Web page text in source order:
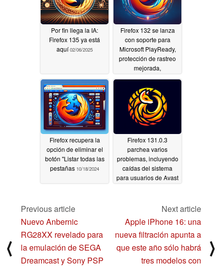
Por fin llega la IA:
Firefox 135 ya está
aquí02/06/2025
Firefox 132 se lanza
con soporte para
Microsoft PlayReady,
protección de rastreo
mejorada,
correcciones de
seguridad y mucho
más10/31/2024
Firefox recupera la
opción de eliminar el
botón "Listar todas las
pestañas 10/18/2024
Firefox 131.0.3
parchea varios
problemas, incluyendo
caídas del sistema
para usuarios de Avast
⟨
Previous article
Nuevo Anbernic
RG28XX revelado para
la emulación de SEGA
Dreamcast y Sony PSP
Next article
Apple iPhone 16: una
nueva filtración apunta a
que este año sólo habrá
tres modelos con
⟩